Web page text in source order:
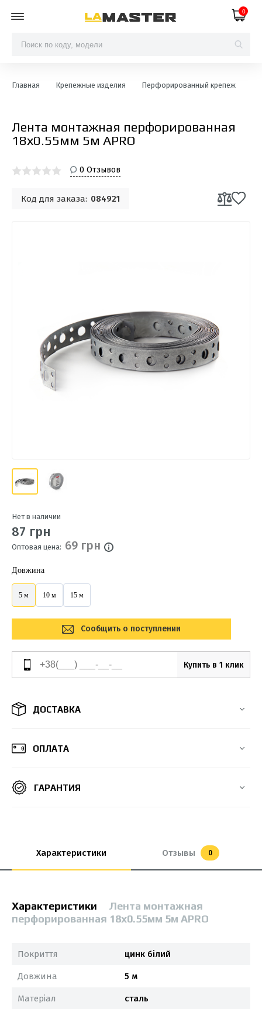
0
Главная Крепежные изделия Перфорированный крепеж
Лента монтажная перфорированная
18х0.55мм 5м APRO
0 Отзывов
Код для заказа: 084921
Нет в наличии
87 грн
Оптовая цена: 69 грн
Довжина
5 м 10 м 15 м
Сообщить о поступлении
Купить в 1 клик
ДОСТАВКА
ОПЛАТА
ГАРАНТИЯ
Характеристики Отзывы 0
Характеристики
Лента монтажная
перфорированная 18х0.55мм 5м APRO
Покриття цинк білий
Довжина 5 м
Матеріал сталь